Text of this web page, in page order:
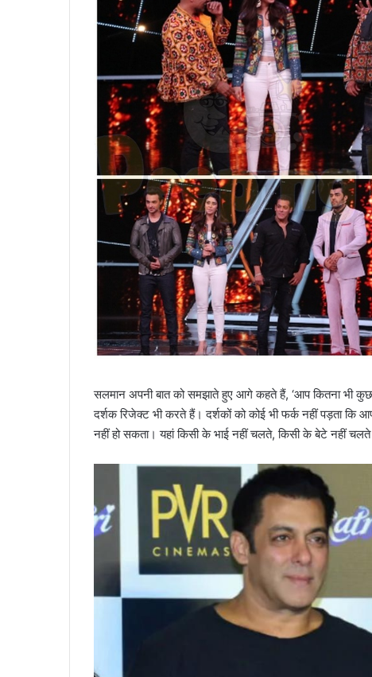
सलमान अपनी बात को समझाते हुए आगे कहते हैं, ‘आप कितना भी
दर्शक रिजेक्ट भी करते हैं। दर्शकों को कोई भी फर्क नहीं पड़ता
नहीं हो सकता। यहां किसी के भाई नहीं चलते, किसी के बेटे नहीं